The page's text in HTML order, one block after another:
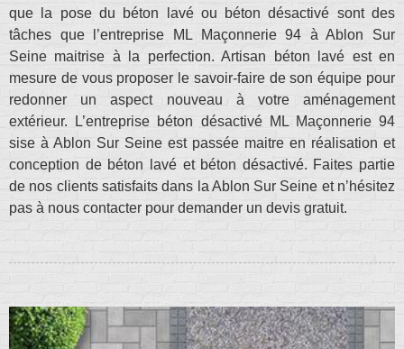
que la pose du béton lavé ou béton désactivé sont des
tâches que l’entreprise ML Maçonnerie 94 à Ablon Sur
Seine maitrise à la perfection. Artisan béton lavé est en
mesure de vous proposer le savoir-faire de son équipe pour
redonner un aspect nouveau à votre aménagement
extérieur. L’entreprise béton désactivé ML Maçonnerie 94
sise à Ablon Sur Seine est passée maitre en réalisation et
conception de béton lavé et béton désactivé. Faites partie
de nos clients satisfaits dans la Ablon Sur Seine et n’hésitez
pas à nous contacter pour demander un devis gratuit.